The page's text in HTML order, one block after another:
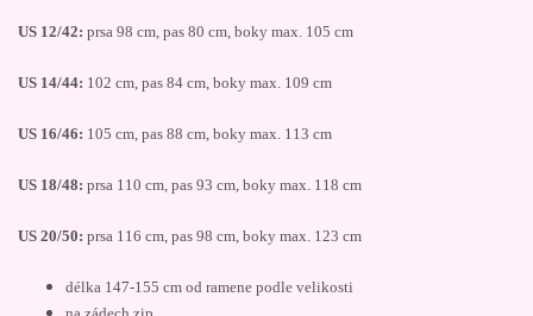
US 12/42: prsa 98 cm, pas 80 cm, boky max. 105 cm
US 14/44: 102 cm, pas 84 cm, boky max. 109 cm
US 16/46: 105 cm, pas 88 cm, boky max. 113 cm
US 18/48: prsa 110 cm, pas 93 cm, boky max. 118 cm
US 20/50: prsa 116 cm, pas 98 cm, boky max. 123 cm
délka 147-155 cm od ramene podle velikosti